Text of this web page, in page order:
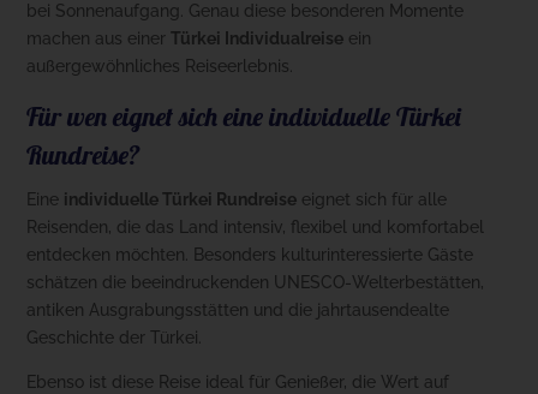
bei Sonnenaufgang. Genau diese besonderen Momente
machen aus einerTürkei Individualreise ein
außergewöhnliches Reiseerlebnis.
Für wen eignet sich eine individuelle Türkei
Rundreise?
Eine individuelle Türkei Rundreise eignet sich für alle
Reisenden, die das Land intensiv, flexibel und komfortabel
entdecken möchten. Besonders kulturinteressierte Gäste
schätzen die beeindruckenden UNESCO-Welterbestätten,
antiken Ausgrabungsstätten und die jahrtausendealte
Geschichte der Türkei.
Ebenso ist diese Reise ideal für Genießer, die Wert auf